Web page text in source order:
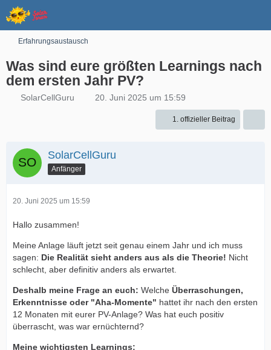
Erfahrungsaustausch
Was sind eure größten Learnings nach
dem ersten Jahr PV?
SolarCellGuru 20. Juni 2025 um 15:59
1. offizieller Beitrag
SolarCellGuru
Anfänger
20. Juni 2025 um 15:59
Hallo zusammen!
Meine Anlage läuft jetzt seit genau einem Jahr und ich muss
sagen: Die Realität sieht anders aus als die Theorie! Nicht
schlecht, aber definitiv anders als erwartet.
Deshalb meine Frage an euch: Welche Überraschungen,
Erkenntnisse oder "Aha-Momente" hattet ihr nach den ersten
12 Monaten mit eurer PV-Anlage? Was hat euch positiv
überrascht, was war ernüchternd?
Meine wichtigsten Learnings: